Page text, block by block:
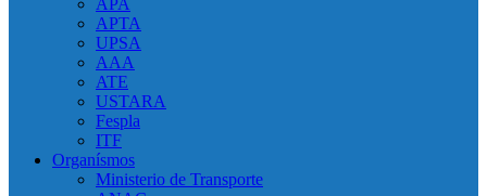
APA
APTA
UPSA
AAA
ATE
USTARA
Fespla
ITF
Organísmos
Ministerio de Transporte